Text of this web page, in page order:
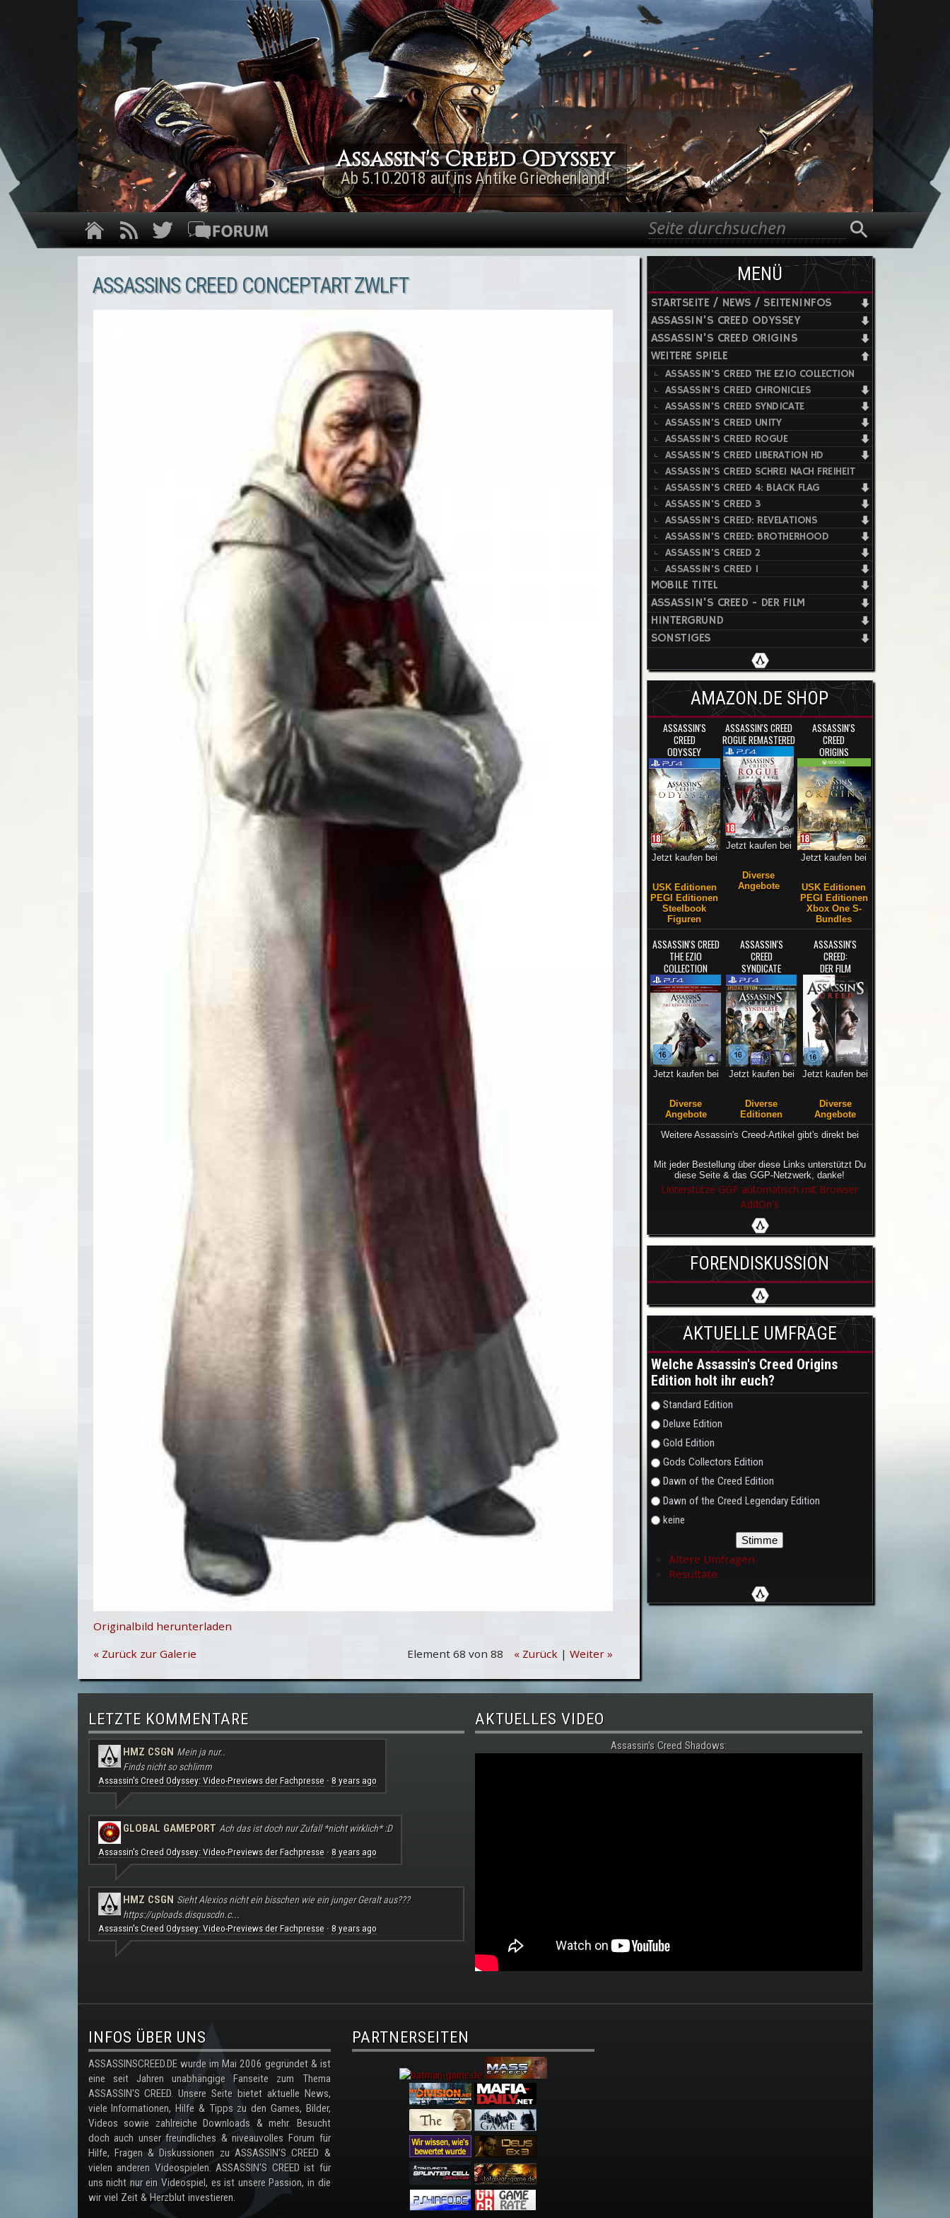
Direkt zum Inhalt
Assassin's Creed Rogue
Remastered
Jetzt für PS4 & Xbox One!
Suchformular
Suche
ASSASSINS CREED CONCEPTART ZWLFT
Originalbild herunterladen
« Zurück zur Galerie
Element 68 von 88 « Zurück |Weiter »
MENÜ
STARTSEITE / NEWS / SEITENINFOS
ASSASSIN'S CREED ODYSSEY
ASSASSIN'S CREED ORIGINS
WEITERE SPIELE
ASSASSIN'S CREED THE EZIO COLLECTION
ASSASSIN'S CREED CHRONICLES
ASSASSIN'S CREED SYNDICATE
ASSASSIN'S CREED UNITY
ASSASSIN'S CREED ROGUE
ASSASSIN'S CREED LIBERATION HD
ASSASSIN'S CREED SCHREI NACH FREIHEIT
ASSASSIN'S CREED 4: BLACK FLAG
ASSASSIN'S CREED 3
ASSASSIN'S CREED: REVELATIONS
ASSASSIN'S CREED: BROTHERHOOD
ASSASSIN'S CREED 2
ASSASSIN'S CREED 1
MOBILE TITEL
ASSASSIN'S CREED - DER FILM
HINTERGRUND
SONSTIGES
AMAZON.DE SHOP
ASSASSIN'S
CREED
ODYSSEY
Jetzt kaufen bei
USK Editionen
PEGI Editionen
Steelbook
Figuren
ASSASSIN'S CREED
ROGUE REMASTERED
Jetzt kaufen bei
Diverse
Angebote
ASSASSIN'S
CREED
ORIGINS
Jetzt kaufen bei
USK Editionen
PEGI Editionen
Xbox One S-
Bundles
ASSASSIN'S CREED
THE EZIO
COLLECTION
Jetzt kaufen bei
Diverse
Angebote
ASSASSIN'S
CREED
SYNDICATE
Jetzt kaufen bei
Diverse
Editionen
ASSASSIN'S
CREED:
DER FILM
Jetzt kaufen bei
Diverse
Angebote
Weitere Assassin's Creed-Artikel gibt's direkt bei
Mit jeder Bestellung über diese Links unterstützt Du
diese Seite & das GGP-Netzwerk, danke!
Unterstütze GGP automatisch mit Browser
AddOn's
FORENDISKUSSION
AKTUELLE UMFRAGE
Welche Assassin's Creed Origins
Edition holt ihr euch?
Auswahlmöglichkeiten
Standard Edition
Deluxe Edition
Gold Edition
Gods Collectors Edition
Dawn of the Creed Edition
Dawn of the Creed Legendary Edition
keine
Ältere Umfragen
Resultate
LETZTE KOMMENTARE
HMZ CSGN Mein ja nur..
Finds nicht so schlimm
Assassin's Creed Odyssey: Video-Previews der Fachpresse· 8 years ago
GLOBAL GAMEPORT Ach das ist doch nur Zufall *nicht wirklich* :D
Assassin's Creed Odyssey: Video-Previews der Fachpresse· 8 years ago
HMZ CSGN Sieht Alexios nicht ein bisschen wie ein junger Geralt aus???
https://uploads.disquscdn.c...
Assassin's Creed Odyssey: Video-Previews der Fachpresse· 8 years ago
AKTUELLES VIDEO
Assassin's Creed Shadows:
.
INFOS ÜBER UNS
ASSASSINSCREED.DE wurde im Mai 2006 gegründet & ist
eine seit Jahren unabhängige Fanseite zum Thema
ASSASSIN'S CREED. Unsere Seite bietet aktuelle News,
viele Informationen, Hilfe & Tipps zu den Games, Bilder,
Videos sowie zahlreiche Downloads & mehr. Besucht
doch auch unser freundliches & niveauvolles Forum für
Hilfe, Fragen & Diskussionen zu ASSASSIN'S CREED &
vielen anderen Videospielen. ASSASSIN'S CREED ist für
uns nicht nur ein Videospiel, es ist unsere Passion, in die
wir viel Zeit & Herzblut investieren.
PARTNERSEITEN